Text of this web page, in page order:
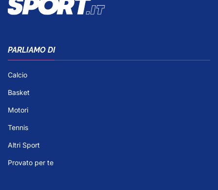
PARLIAMO DI
Calcio
Basket
Motori
Tennis
Altri Sport
Provato per te